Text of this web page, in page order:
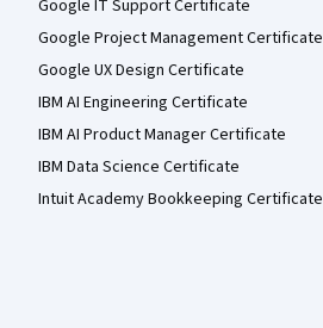
Google IT Support Certificate
Google Project Management Certificate
Google UX Design Certificate
IBM AI Engineering Certificate
IBM AI Product Manager Certificate
IBM Data Science Certificate
Intuit Academy Bookkeeping Certificate